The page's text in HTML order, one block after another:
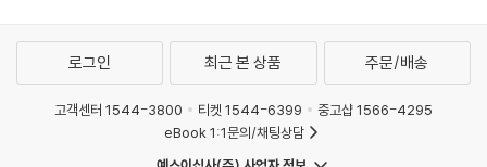
로그인 최근 본 상품 주문/배송
고객센터 1544-3800 티켓 1544-6399
중고샵 1566-4295
eBook 1:1문의/채팅상담